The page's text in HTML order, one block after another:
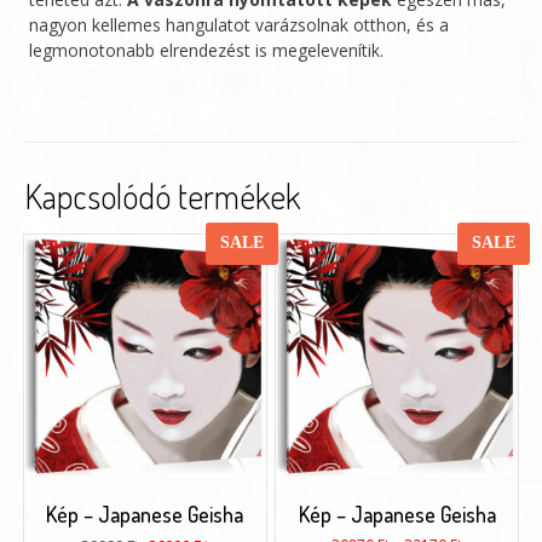
nagyon kellemes hangulatot varázsolnak otthon, és a
legmonotonabb elrendezést is megelevenítik.
Kapcsolódó termékek
SALE
Kép – Japanese Geisha
SALE
Kép – Japanese Geisha